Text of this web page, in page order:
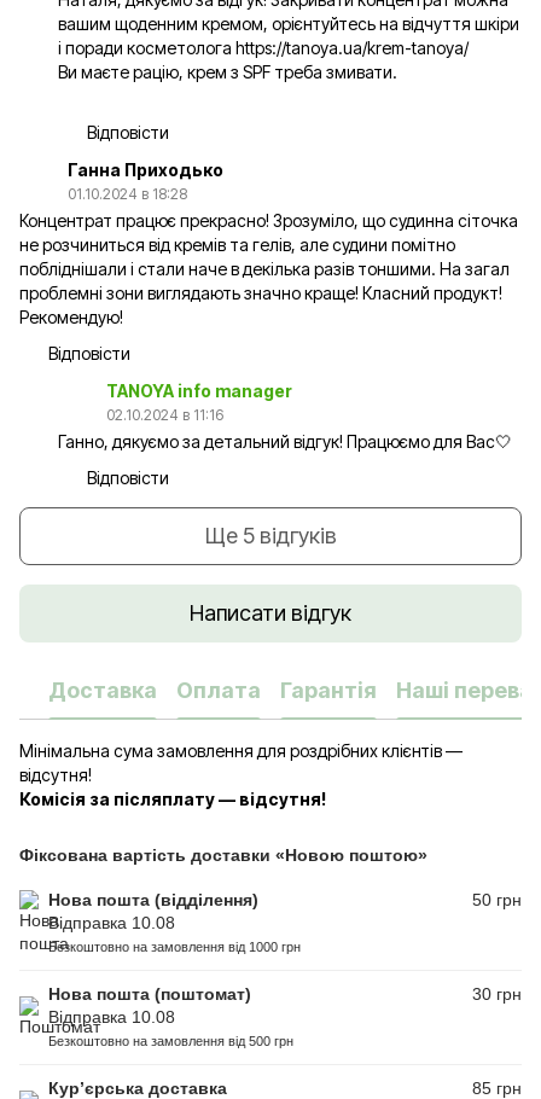
вашим щоденним кремом, орієнтуйтесь на відчуття шкіри
і поради косметолога https://tanoya.ua/krem-tanoya/
Ви маєте рацію, крем з SPF треба змивати.
Відповісти
Ганна Приходько
01.10.2024 в 18:28
Концентрат працює прекрасно! Зрозуміло, що судинна сіточка
не розчиниться від кремів та гелів, але судини помітно
побліднішали і стали наче в декілька разів тоншими. На загал
проблемні зони виглядають значно краще! Класний продукт!
Рекомендую!
Відповісти
TANOYA info manager
02.10.2024 в 11:16
Ганно, дякуємо за детальний відгук! Працюємо для Вас🤍
Відповісти
Ще 5 відгуків
Написати відгук
Доставка Оплата Гарантія Наші
Мінімальна сума замовлення для роздрібних клієнтів —
відсутня!
Комісія за післяплату — відсутня!
Фіксована вартість доставки «Новою поштою»
Нова пошта (відділення)
Відправка 10.08
Безкоштовно на замовлення від 1000 грн
50 грн
Нова пошта (поштомат)
Відправка 10.08
Безкоштовно на замовлення від 500 грн
30 грн
Кур’єрська доставка
85 грн